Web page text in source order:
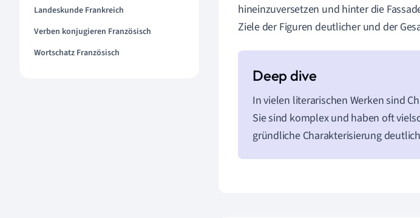
Landeskunde Frankreich
Verben konjugieren Französisch
Wortschatz Französisch
hineinzuversetzen und hinter die
Ziele der Figuren deutlicher und der
In vielen literarischen Werken sind
Sie sind komplex und haben oft
gründliche Charakterisierung